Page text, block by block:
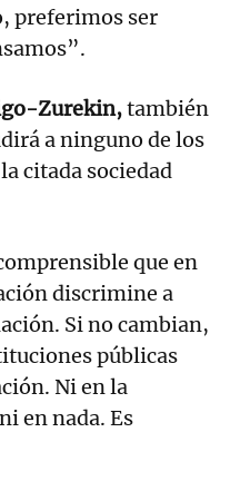
preferimos ser
Zurekin,también
a ninguno de los
citada sociedad
que en
discrimine a
Si no cambian,
públicas
Ni en la
en nada. Es